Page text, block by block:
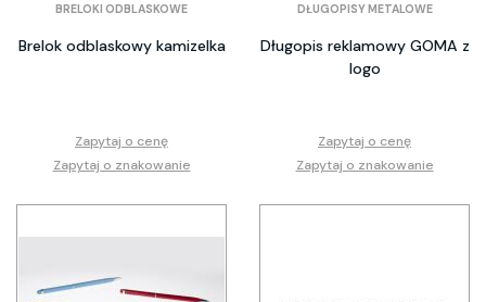
BRELOKI ODBLASKOWE
Brelok odblaskowy kamizelka
Zapytaj o cenę
Zapytaj o znakowanie
DŁUGOPISY METALOWE
Długopis reklamowy GOMA z
logo
Zapytaj o cenę
Zapytaj o znakowanie